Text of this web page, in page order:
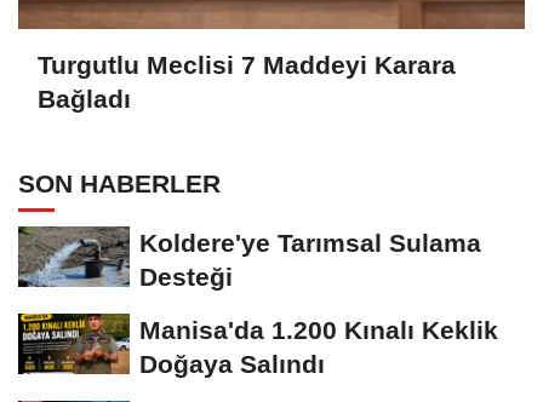
Turgutlu Meclisi 7 Maddeyi Karara
Bağladı
SON HABERLER
Koldere'ye Tarımsal Sulama
Desteği
Manisa'da 1.200 Kınalı Keklik
Doğaya Salındı